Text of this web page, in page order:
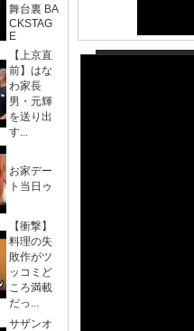
舞台裏 BA
CKSTAG
E
【上京直
前】はな
わ家長
男・元輝
を送り出
す...
お家デー
ト当日ゥ
【衝撃】
料理の失
敗作がツ
ッコミど
ころ満載
だっ...
サザンオ